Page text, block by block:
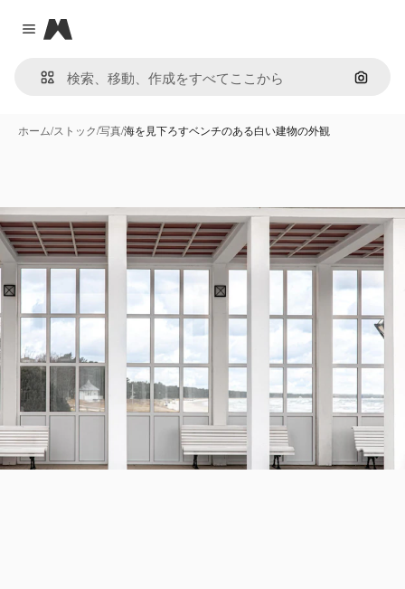
Close menu
Magnific
画像で
ホーム/ストック/写真/海を見下ろすベンチのある白い建物の外観